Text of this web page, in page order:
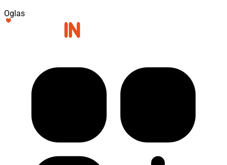
Oglas